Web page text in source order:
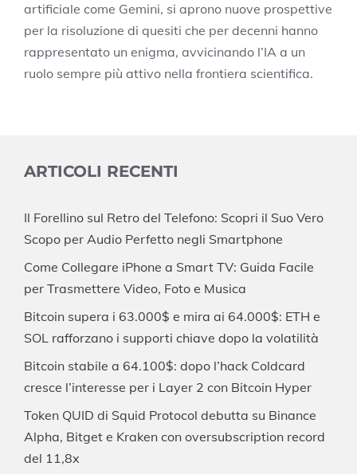
artificiale come Gemini, si aprono nuove prospettive
per la risoluzione di quesiti che per decenni hanno
rappresentato un enigma, avvicinando l’IA a un
ruolo sempre più attivo nella frontiera scientifica.
ARTICOLI RECENTI
Il Forellino sul Retro del Telefono: Scopri il Suo Vero
Scopo per Audio Perfetto negli Smartphone
Come Collegare iPhone a Smart TV: Guida Facile
per Trasmettere Video, Foto e Musica
Bitcoin supera i 63.000$ e mira ai 64.000$: ETH e
SOL rafforzano i supporti chiave dopo la volatilità
Bitcoin stabile a 64.100$: dopo l’hack Coldcard
cresce l’interesse per i Layer 2 con Bitcoin Hyper
Token QUID di Squid Protocol debutta su Binance
Alpha, Bitget e Kraken con oversubscription record
del 11,8x